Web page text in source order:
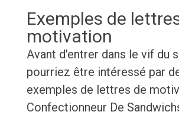
Exemples de
motivation
Avant d'entrer dans le vif du
pourriez être intéressé par
exemples de lettres de
Confectionneur De